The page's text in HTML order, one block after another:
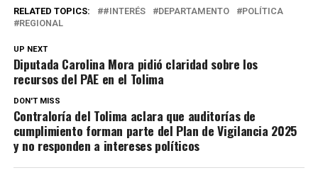
RELATED TOPICS: #INTERÉS DEPARTAMENTO
POLÍTICA
REGIONAL
UP NEXT
Diputada Carolina Mora pidió claridad sobre los
recursos del PAE en el Tolima
DON'T MISS
Contraloría del Tolima aclara que auditorías de
cumplimiento forman parte del Plan de Vigilancia 2025
y no responden a intereses políticos